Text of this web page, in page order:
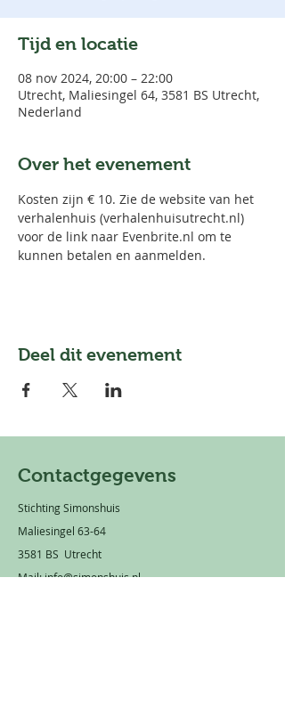
Tijd en locatie
08 nov 2024, 20:00 – 22:00
Utrecht, Maliesingel 64, 3581 BS Utrecht,
Nederland
Over het evenement
Kosten zijn € 10. Zie de website van het
verhalenhuis (verhalenhuisutrecht.nl)
voor de link naar Evenbrite.nl om te
kunnen betalen en aanmelden.
Deel dit evenement
Contactgegevens
Stichting Simonshuis
Maliesingel 63-64
3581 BS Utrecht
Mail:info@simonshuis.nl